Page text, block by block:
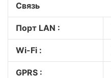
Связь
Порт LAN :
Wi-Fi :
GPRS :